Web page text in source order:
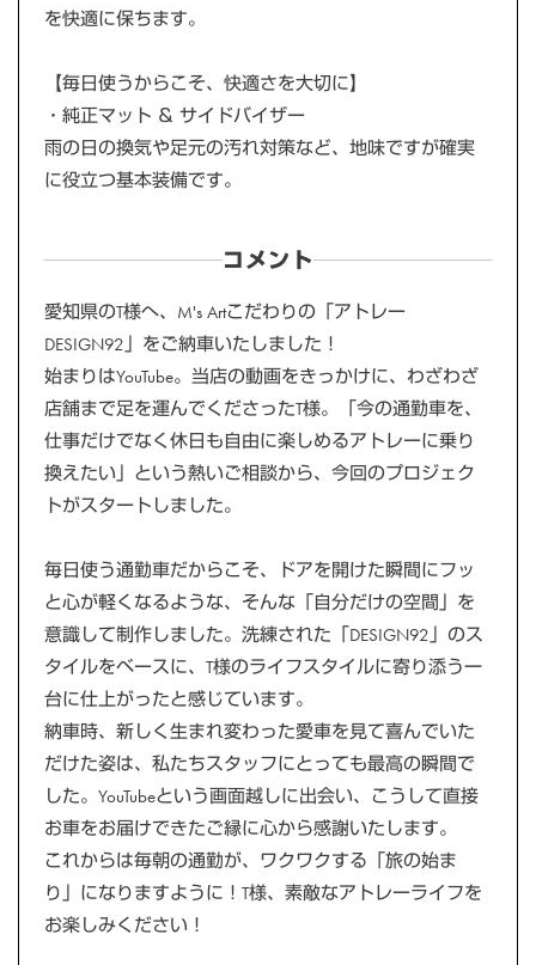
を快適に保ちます。
【毎日使うからこそ、快適さを大切に】
・純正マット ＆ サイドバイザー
雨の日の換気や足元の汚れ対策など、地味ですが確実
に役立つ基本装備です。
コメント
愛知県のT様へ、M's Artこだわりの「アトレー
DESIGN92」をご納車いたしました！
始まりはYouTube。当店の動画をきっかけに、わざわざ
店舗まで足を運んでくださったT様。「今の通勤車を、
仕事だけでなく休日も自由に楽しめるアトレーに乗り
換えたい」という熱いご相談から、今回のプロジェク
トがスタートしました。
毎日使う通勤車だからこそ、ドアを開けた瞬間にフッ
と心が軽くなるような、そんな「自分だけの空間」を
意識して制作しました。洗練された「DESIGN92」のス
タイルをベースに、T様のライフスタイルに寄り添う一
台に仕上がったと感じています。
納車時、新しく生まれ変わった愛車を見て喜んでいた
だけた姿は、私たちスタッフにとっても最高の瞬間で
した。YouTubeという画面越しに出会い、こうして直接
お車をお届けできたご縁に心から感謝いたします。
これからは毎朝の通勤が、ワクワクする「旅の始ま
り」になりますように！T様、素敵なアトレーライフを
お楽しみください！